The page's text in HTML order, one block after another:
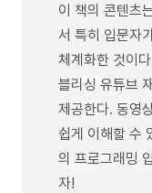
이 책의 콘텐츠
서 특히 입문자
체계화한 것이
블리싱 유튜브
제공한다. 동영
쉽게 이해할 수
의 프로그래밍
자!